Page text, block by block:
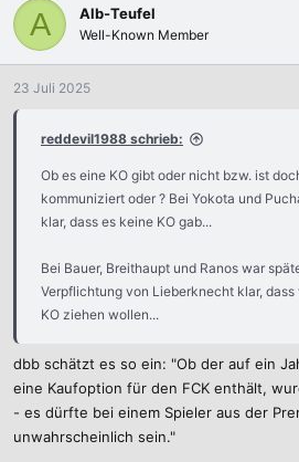
A Alb-Teufel
Well-Known Member
23 Juli 2025
reddevil1988 schrieb:
Ob es eine KO gibt oder nicht bzw. ist
kommuniziert oder ? Bei Yokota und
klar, dass es keine KO gab...
Bei Bauer, Breithaupt und Ranos war
Verpflichtung von Lieberknecht klar,
KO ziehen wollen...
dbb schätzt es so ein: "Ob der auf ein
eine Kaufoption für den FCK enthält,
- es dürfte bei einem Spieler aus der
unwahrscheinlich sein."